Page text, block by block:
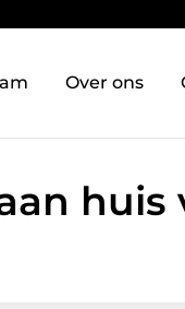
Over ons
huis